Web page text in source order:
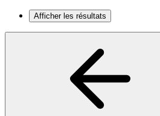
Afficher les résultats